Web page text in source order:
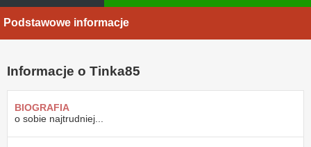
Podstawowe informacje
Informacje o Tinka85
BIOGRAFIA
o sobie najtrudniej...